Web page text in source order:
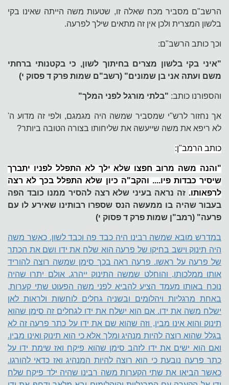
הרשב"ם מסביר מכח שאלה זו, שטעות משה הייתה שאינו בקי
בלשון המצרית ולכן אין זה מתאים שילך לפרעה.
וכך כותב הרשב"ם:
"איני בקי בלשון מצרים בחיתוך לשון, כי בקטנותי ברחתי
משם ועתה אני בן שמונים" (רשב"ם שמות פרק ד פסוק י)
והספורנו כותב: "בלתי מורגל לפני המלך"
אך נחזור לרש"י שמסביר שמשה היה מגמגם, ולפי זה מדוע ה'
לא ריפא את משה שייעשה את שליחותו בצורה הטובה ביותר?
כותב הרמב"ן:
"והנה משה מרוב חפצו שלא ילך לא התפלל לפניו יתברך
שיסיר כבדות פיו.... והקב"ה כיון שלא התפלל בכך לא רצה
לרפאותו. זה נראה בעיני שלא רצה להסיר ממנו כובד הפה
בעבור שהיה בו ממעשה הנס שספרו רבותינו שאירע לו עם
פרעה" (רמב"ן שמות פרק ד פסוק י)
במדרש מובא שמשה רבינו היה כבד פה וכבד לשון. כאשר משה
היה תינוק וישב בחיקו של פרעה הוא שלח את ידו ושם את הכתר
של פרעה על ראשו. פרעה ראה בכך סימן שמשה רוצה להוריד
אותו ממלכותו, והוחלט שמשה התינוק ייהרג. אולם יתרו שהיה
נוכח באותו מעמד הציע להביא לפני משה הפעוט שתי קערות,
באחת מרגליות ויהלומים ובשניה גחלים לוחשות ולראות לאן
ישלח משה את ידו. אם הוא ישלח את ידו לגחלים זה סימן שהוא
תינוק והוא אינו מבין, וזה שהוא שם את ידו על כתר פרעה זה לא
בגלל שהוא רוצה להיות מנהיג ומלך אלא כי הוא תינוק ואינו מבין.
ואם הוא ישים את ידו לזהב סימן שהוא פיקח ואז שימת ידו על
כתר פרעה נובעת כי הוא רוצה להיות המנהיג ואז כדאי להורגו.
כאשר הביאו את שתי הקערות משה רבינו שהיה ילד פיקח שלח